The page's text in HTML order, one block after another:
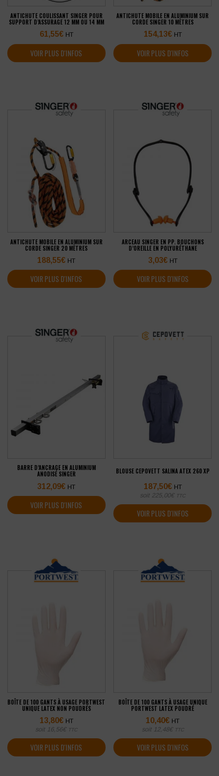
ANTICHUTE COULISSANT SINGER POUR
SUPPORT D’ASSURAGE 12 MM OU 14 MM
61,55€ HT
VOIR PLUS D'INFOS
ANTICHUTE MOBILE EN ALUMINIUM SUR
CORDE SINGER 10 MÈTRES
154,13€ HT
VOIR PLUS D'INFOS
ANTICHUTE MOBILE EN ALUMINIUM SUR
CORDE SINGER 20 MÈTRES
188,55€ HT
VOIR PLUS D'INFOS
ARCEAU SINGER EN PP. BOUCHONS
D’OREILLE EN POLYURÉTHANE
3,03€ HT
VOIR PLUS D'INFOS
BARRE D’ANCRAGE EN ALUMINIUM
ANODISÉ SINGER
312,09€ HT
VOIR PLUS D'INFOS
BLOUSE CEPOVETT SALINA ATEX 260 XP
187,50€ HT
soit 225,00€ TTC
VOIR PLUS D'INFOS
BOÎTE DE 100 GANTS À USAGE PORTWEST
UNIQUE LATEX NON POUDRÉS
13,80€ HT
soit 16,56€ TTC
VOIR PLUS D'INFOS
BOÎTE DE 100 GANTS À USAGE UNIQUE
PORTWEST LATEX POUDRÉ
10,40€ HT
soit 12,48€ TTC
VOIR PLUS D'INFOS